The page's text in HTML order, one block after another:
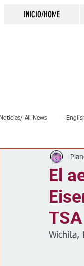
INICIO/HOME
Noticias/ All News
Inmigración
Clima
El
Wichita,